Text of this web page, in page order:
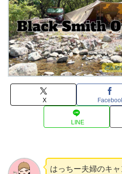
X
LINE
はっちー夫婦のキ